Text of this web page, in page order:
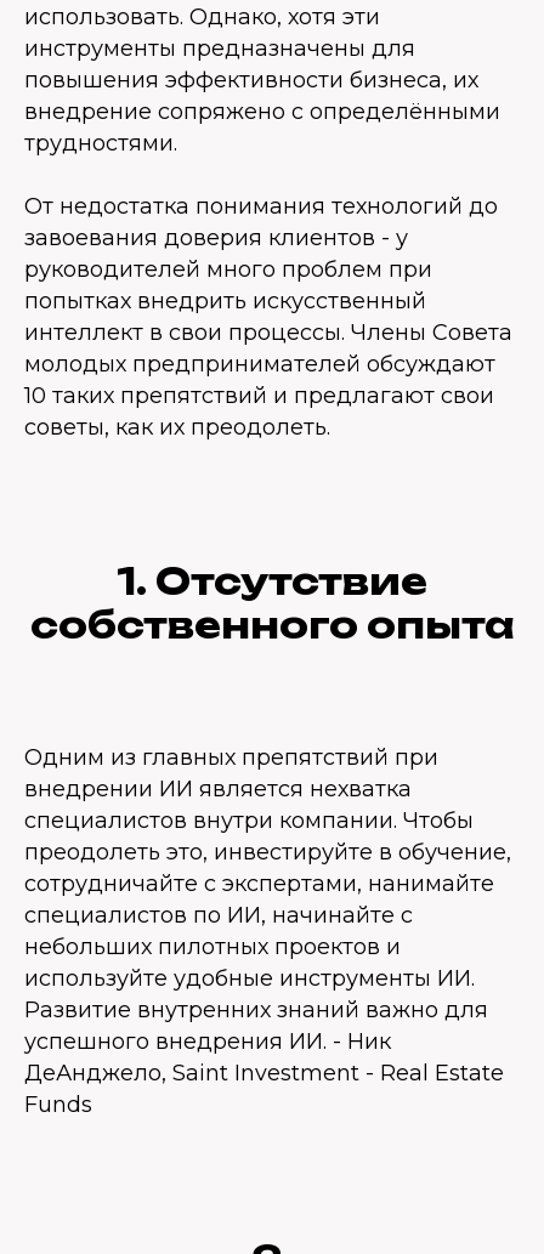
использовать. Однако, хотя эти
инструменты предназначены для
повышения эффективности бизнеса, их
внедрение сопряжено с определёнными
трудностями.
От недостатка понимания технологий до
завоевания доверия клиентов - у
руководителей много проблем при
попытках внедрить искусственный
интеллект в свои процессы. Члены Совета
молодых предпринимателей обсуждают
10 таких препятствий и предлагают свои
советы, как их преодолеть.
1. Отсутствие
собственного опыта
Одним из главных препятствий при
внедрении ИИ является нехватка
специалистов внутри компании. Чтобы
преодолеть это, инвестируйте в обучение,
сотрудничайте с экспертами, нанимайте
специалистов по ИИ, начинайте с
небольших пилотных проектов и
используйте удобные инструменты ИИ.
Развитие внутренних знаний важно для
успешного внедрения ИИ. - Ник
ДеАнджело, Saint Investment - Real Estate
Funds